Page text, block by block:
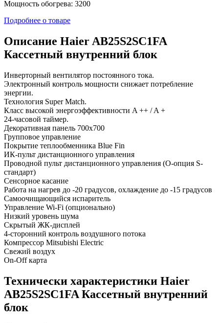
Мощность обогрева: 3200
Подробнее о товаре
Описание Haier AB25S2SC1FA
Кассетный внутренний блок
Инверторный вентилятор постоянного тока.
Электронный контроль мощности снижает потребление
энергии.
Технология Super Match.
Класс высокой энергоэффективности A ++ / A +
24-часовой таймер.
Декоративная панель 700х700
Групповое управление
Покрытие теплообменника Blue Fin
ИК-пульт дистанционного управления
Проводной пульт дистанционного управления (O-опция S-
стандарт)
Сенсорное касание
Работа на нагрев до -20 градусов, охлаждение до -15 градусов
Самоочищающийся испаритель
Управление Wi-Fi (опционально)
Низкий уровень шума
Скрытый ЖК-дисплей
4-сторонний контроль воздушного потока
Компрессор Mitsubishi Electric
Свежий воздух
On-Off карта
Технически характеристики Haier
AB25S2SC1FA Кассетный внутренний
блок